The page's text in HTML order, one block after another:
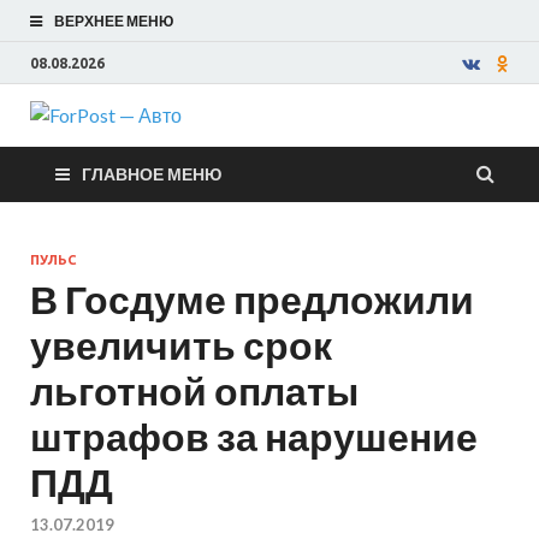
ВЕРХНЕЕ МЕНЮ
08.08.2026
ForPost —
Авто
ГЛАВНОЕ МЕНЮ
ПУЛЬС
В Госдуме предложили
увеличить срок
льготной оплаты
штрафов за нарушение
ПДД
13.07.2019